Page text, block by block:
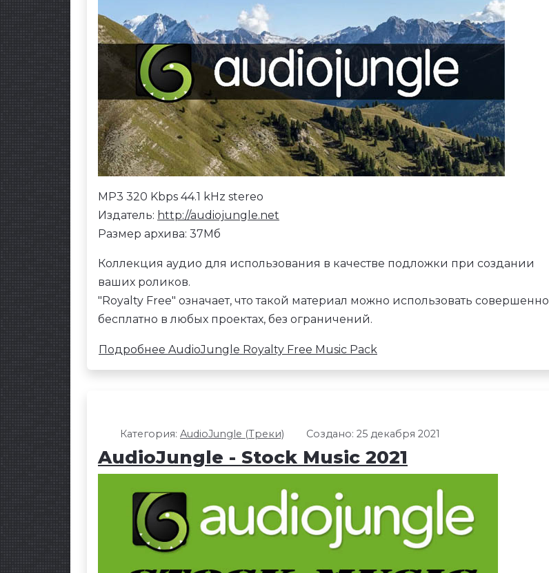
MP3 320 Kbps 44.1 kHz stereo
Издатель: http://audiojungle.net
Размер архива: 37Мб
Коллекция аудио для использования в качестве подложки при создании
ваших роликов.
"Royalty Free" означает, что такой материал можно использовать совершенно
бесплатно в любых проектах, без ограничений.
Подробнее AudioJungle Royalty Free Music Pack
Категория: AudioJungle (Треки) Создано: 25 декабря 2021
AudioJungle - Stock Music 2021